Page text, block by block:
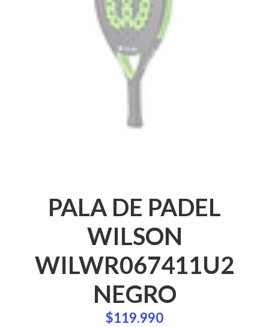
PALA DE PADEL
WILSON
WILWR067411U2
NEGRO
$119.990